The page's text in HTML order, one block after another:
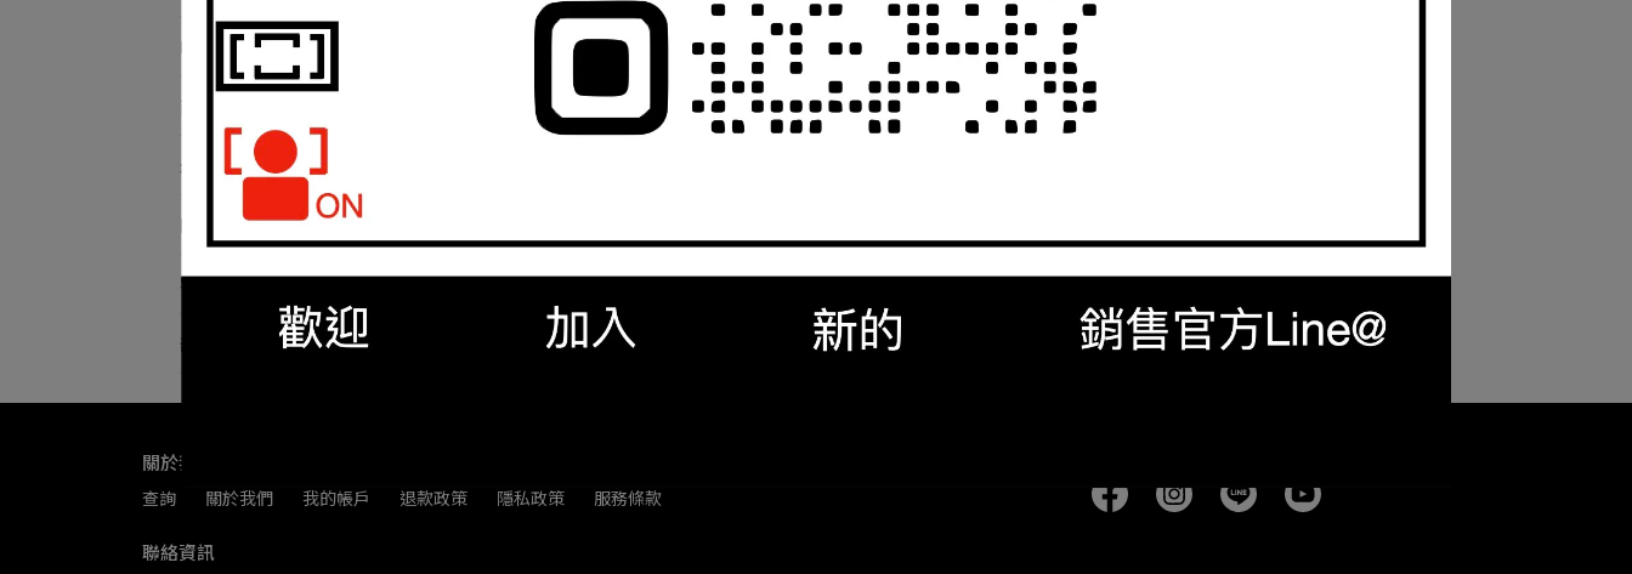
RICOH理光 品牌館
商品列表
最新動態
關於我們
客服中心
部落格總覽
SmallRig 3858 Nikon Z30 承架 兔籠
關於我們
查詢 關於我們 我的帳戶 退款政策 隱私政策 服務條款
聯絡資訊